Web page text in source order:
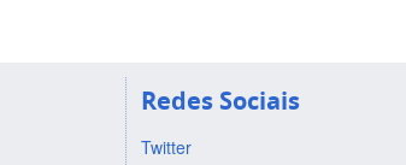
Redes Sociais
Twitter